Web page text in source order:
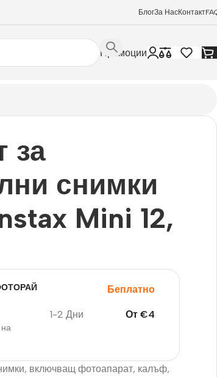
БлогЗа НасКонтакт
Промоции
за
снимки
Mini 12,
Беплатно
1-2 Дни От €4
включващ фотоапарат, калъф,